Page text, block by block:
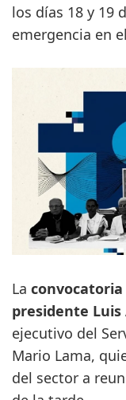
los días 18 y 19
emergencia en
La
presidente Luis
ejecutivo del
Mario Lama,
del sector a